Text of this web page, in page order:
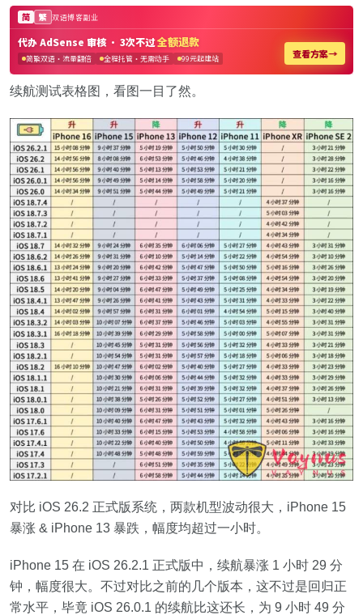
续航测试表格图，看图一目了然。
对比 iOS 26.2 正式版系统，两款机型波动很大，iPhone 15
暴涨 & iPhone 13 暴跌，幅度均超过一小时。
iPhone 15 在 iOS 26.2.1 正式版中，续航暴涨 1 小时 29 分
钟，幅度很大。不过对比之前的几个版本，这不过是回归正
常水平，毕竟 iOS 26.0.1 的续航比这还长，为 9 小时 49 分